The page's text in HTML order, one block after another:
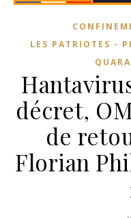
LES PATRIOTES -
décret,
de
Florian